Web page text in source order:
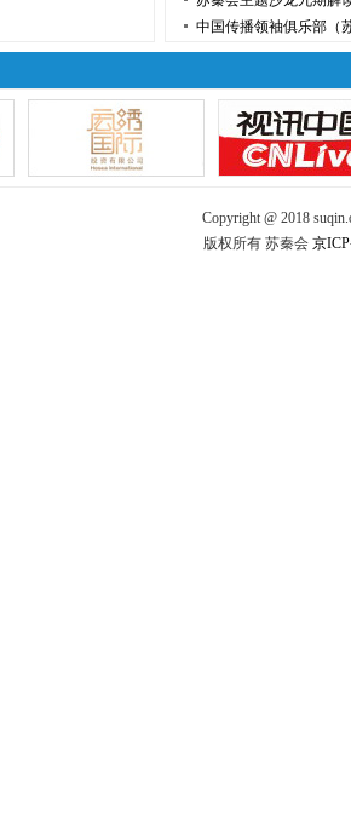
中国传播领袖俱乐部（
Copyright @ 2018
版权所有 苏秦会 京